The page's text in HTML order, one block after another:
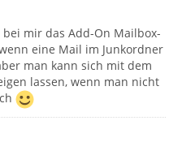
mir das Add-On Mailbox-
eine Mail im Junkordner
man kann sich mit dem
lassen, wenn man nicht